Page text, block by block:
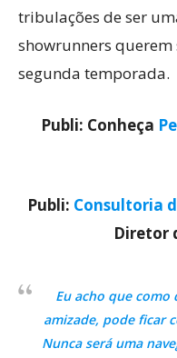
tribulações de ser
showrunners
segunda temporada.
Publi: Conheça
Publi: Consultoria
Diretor
Eu acho que
amizade, pode ficar
Nunca será uma